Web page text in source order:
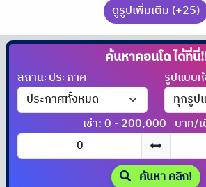
ดูรูปเพิ่มเติม (+25)
ค้นหาคอนโด
สถานะประกาศ รูปแบบ
เช่า: 0 - 200,000 บาท/
ค้นหา คลิก!